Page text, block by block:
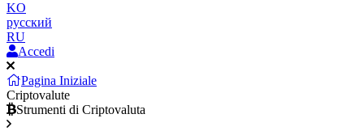
KO
русский
RU
Accedi
Pagina Iniziale
Criptovalute
Strumenti di Criptovaluta